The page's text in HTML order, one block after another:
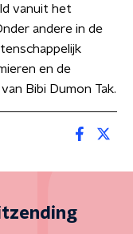
vanuit het
andere in de
en de
Bibi Dumon Tak.